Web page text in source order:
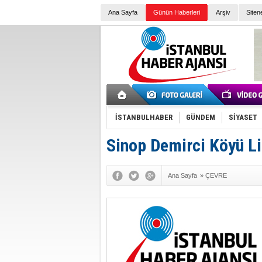
Ana Sayfa Günün Haberleri Arşiv
İSTANBULHABER GÜNDEM SİYASET
Sinop Demirci Köyü
Ana Sayfa » ÇEVRE